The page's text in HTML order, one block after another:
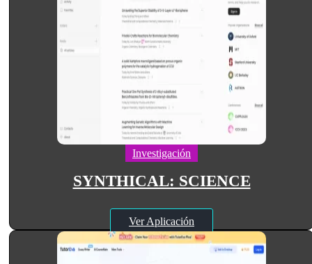
Investigación
SYNTHICAL: SCIENCE
Ver Aplicación